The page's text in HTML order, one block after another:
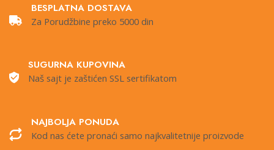
BESPLATNA DOSTAVA
Za Porudžbine preko 5000 din
SUGURNA KUPOVINA
Naš sajt je zaštićen SSL sertifikatom
NAJBOLJA PONUDA
Kod nas ćete pronaći samo najkvalitetnije proizvode